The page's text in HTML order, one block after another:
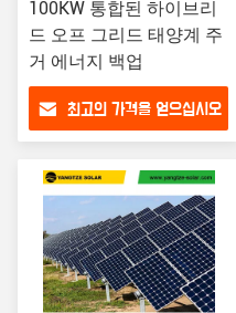
100KW 통합된 하이브리
드 오프 그리드 태양계 주
거 에너지 백업
최고의 가격을 얻으십시오